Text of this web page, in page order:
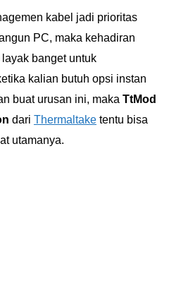
kabel jadi prioritas
PC, maka kehadiran
banget untuk
kalian butuh opsi instan
buat urusan ini, maka TtMod
dari Thermaltaketentu bisa
utamanya.